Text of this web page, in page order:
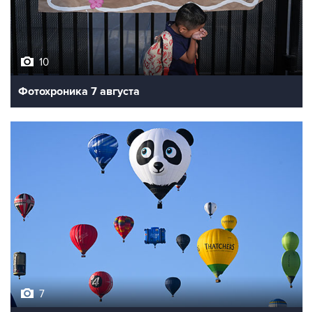
10
Фотохроника 7 августа
7